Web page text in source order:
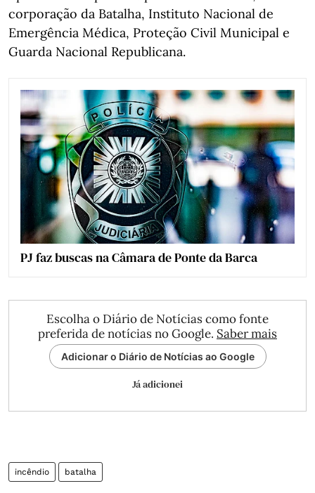
corporação da Batalha, Instituto Nacional de
Emergência Médica, Proteção Civil Municipal e
Guarda Nacional Republicana.
PJ faz buscas na Câmara de Ponte da Barca
Escolha o Diário de Notícias como fonte
preferida de notícias no Google. Saber mais
Adicionar o Diário de Notícias ao Google
Já adicionei
incêndio batalha